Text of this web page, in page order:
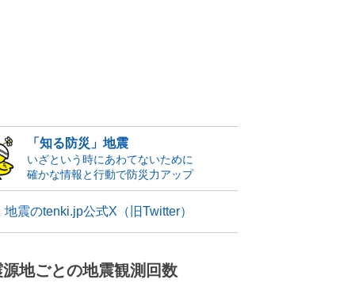
「知る防災」地震
いざという時にあわてないために
確かな情報と行動で防災力アップ
地震のtenki.jp公式X（旧Twitter）
源地ごとの地震観測回数